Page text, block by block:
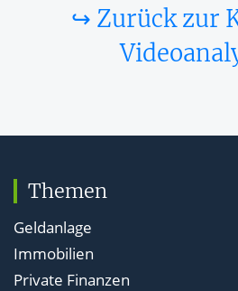
↪ Zurück zur
Themen
Geldanlage
Immobilien
Private Finanzen